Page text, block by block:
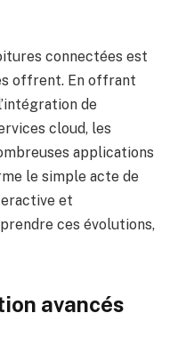
connectées est
offrent. En offrant
de
cloud, les
applications
le simple acte de
et
ces évolutions,
avancés